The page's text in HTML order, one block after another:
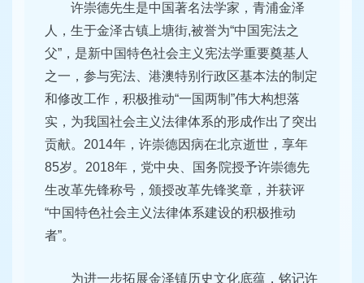
许崇德先生是中国著名法学家，青浦金泽
人，生于金泽古镇上塘街,被誉为“中国宪法之
父”，是新中国特色社会主义宪法学重要奠基人
之一，参与宪法、港澳特别行政区基本法的制定
和修改工作，积极推动“一国两制”伟大构想落
实，为我国社会主义法律体系的形成作出了突出
贡献。2014年，许崇德因病在北京逝世，享年
85岁。2018年，党中央、国务院授予许崇德先
生改革先锋称号，颁授改革先锋奖章，并获评
“中国特色社会主义法律体系建设的积极推动
者”。
为进一步拓展金泽镇历史文化底蕴，铭记许